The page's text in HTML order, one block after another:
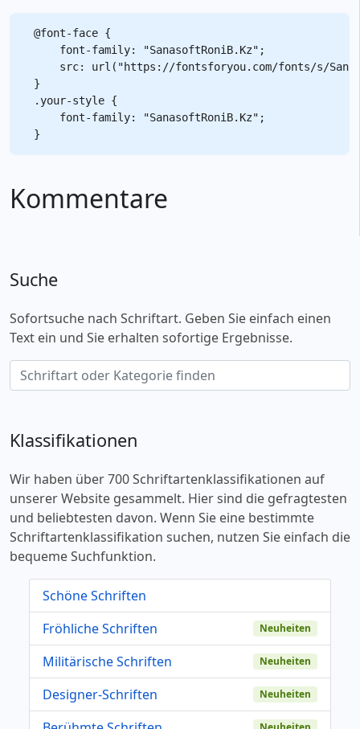
@font-face {
    font-family: "SanasoftRoniB.Kz";
src: url("https://fontsforyou.com/fonts/s/
}
.your-style {
    font-family: "SanasoftRoniB.Kz";
Kommentare
Suche
Sofortsuche nach Schriftart. Geben Sie einfach einen
Text ein und Sie erhalten sofortige Ergebnisse.
Klassifikationen
Wir haben über 700 Schriftartenklassifikationen auf
unserer Website gesammelt. Hier sind die gefragtesten
und beliebtesten davon. Wenn Sie eine bestimmte
Schriftartenklassifikation suchen, nutzen Sie einfach die
bequeme Suchfunktion.
Schöne Schriften
Fröhliche Schriften
Neuheiten
Militärische Schriften Neuheiten
Designer-Schriften Neuheiten